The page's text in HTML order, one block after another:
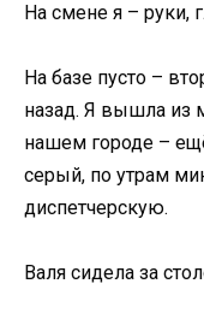
На смене я – руки,
На базе пусто –
назад. Я вышла из
нашем городе –
серый, по утрам
диспетчерскую.
Валя сидела за